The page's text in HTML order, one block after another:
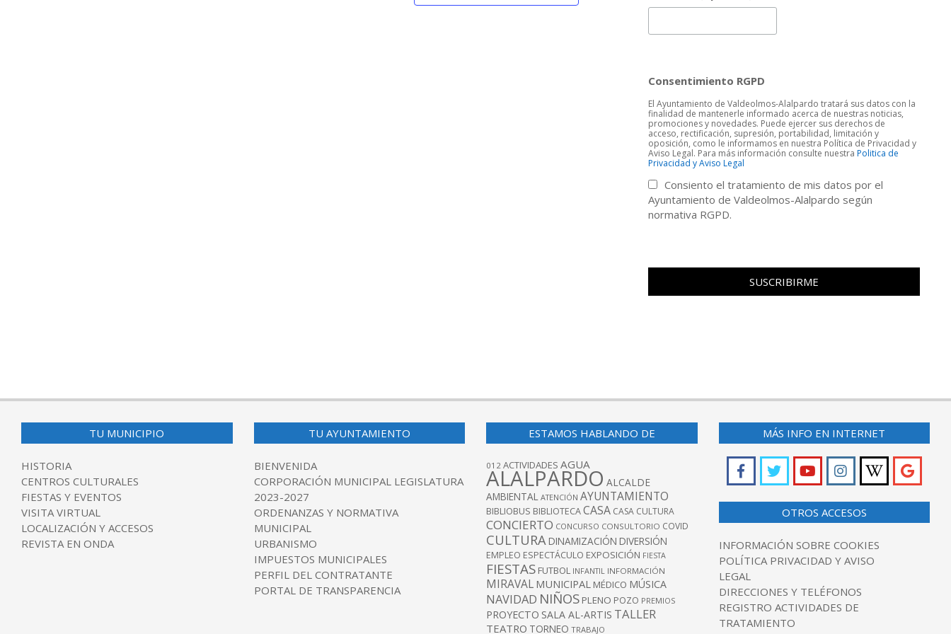
Consentimiento RGPD
El Ayuntamiento de Valdeolmos-Alalpardo tratará sus datos con la
finalidad de mantenerle informado acerca de nuestras noticias,
promociones y novedades. Puede ejercer sus derechos de
acceso, rectificación, supresión, portabilidad, limitación y
oposición, como le informamos en nuestra Política de Privacidad y
Aviso Legal. Para más información consulte nuestraPolitica de
Privacidad y Aviso Legal
Consiento el tratamiento de mis datos por el
Ayuntamiento de Valdeolmos-Alalpardo según
normativa RGPD.
TU MUNICIPIO
HISTORIA
CENTROS CULTURALES
FIESTAS Y EVENTOS
VISITA VIRTUAL
LOCALIZACIÓN Y ACCESOS
REVISTA EN ONDA
TU AYUNTAMIENTO
BIENVENIDA
CORPORACIÓN MUNICIPAL LEGISLATURA
2023-2027
ORDENANZAS Y NORMATIVA
MUNICIPAL
URBANISMO
IMPUESTOS MUNICIPALES
PERFIL DEL CONTRATANTE
PORTAL DE TRANSPARENCIA
ESTAMOS HABLANDO DE
012 ACTIVIDADES AGUA
ALALPARDO ALCALDE
AMBIENTAL ATENCIÓN AYUNTAMIENTO
BIBLIOBUS BIBLIOTECACASA CASA CULTURA
CONCIERTO CONCURSO CONSULTORIO COVID
CULTURA DINAMIZACIÓN DIVERSIÓN
EMPLEO ESPECTÁCULO EXPOSICIÓN FIESTA
FIESTAS FUTBOL INFANTIL INFORMACIÓN
MIRAVAL MUNICIPAL MÉDICO MÚSICA
NAVIDAD NIÑOS PLENO POZO PREMIOS
PROYECTO SALA AL-ARTIS TALLER
TEATRO TORNEO TRABAJO
MÁS INFO EN INTERNET
OTROS ACCESOS
INFORMACIÓN SOBRE COOKIES
POLÍTICA PRIVACIDAD Y AVISO
LEGAL
DIRECCIONES Y TELÉFONOS
REGISTRO ACTIVIDADES DE
TRATAMIENTO